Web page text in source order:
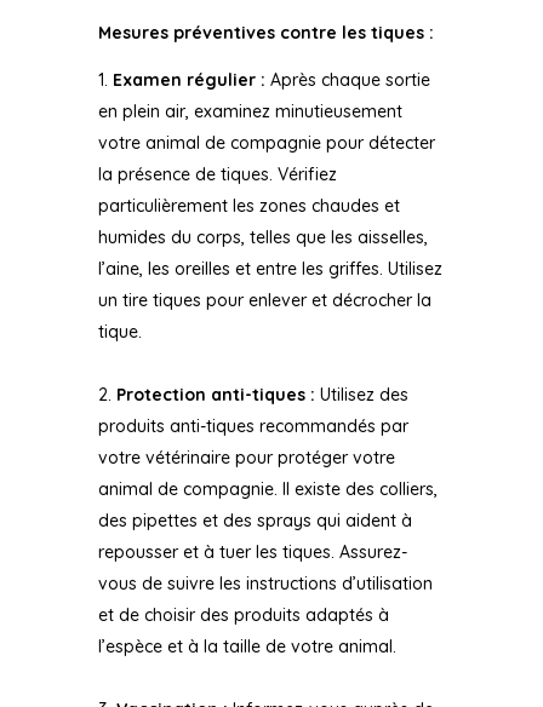
Mesures préventives contre les tiques :
Examen régulier : Après chaque sortie
en plein air, examinez minutieusement
votre animal de compagnie pour détecter
la présence de tiques. Vérifiez
particulièrement les zones chaudes et
humides du corps, telles que les aisselles,
l’aine, les oreilles et entre les griffes. Utilisez
un tire tiques pour enlever et décrocher la
tique.
Protection anti-tiques : Utilisez des
produits anti-tiques recommandés par
votre vétérinaire pour protéger votre
animal de compagnie. Il existe des colliers,
des pipettes et des sprays qui aident à
repousser et à tuer les tiques. Assurez-
vous de suivre les instructions d’utilisation
et de choisir des produits adaptés à
l’espèce et à la taille de votre animal.